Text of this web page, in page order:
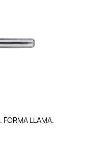
FORMA LLAMA.